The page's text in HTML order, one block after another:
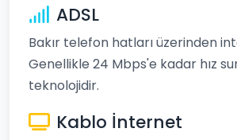
ADSL
Bakır telefon hatları üzerinden
Genellikle 24 Mbps'e kadar hız
teknolojidir.
Kablo İnternet